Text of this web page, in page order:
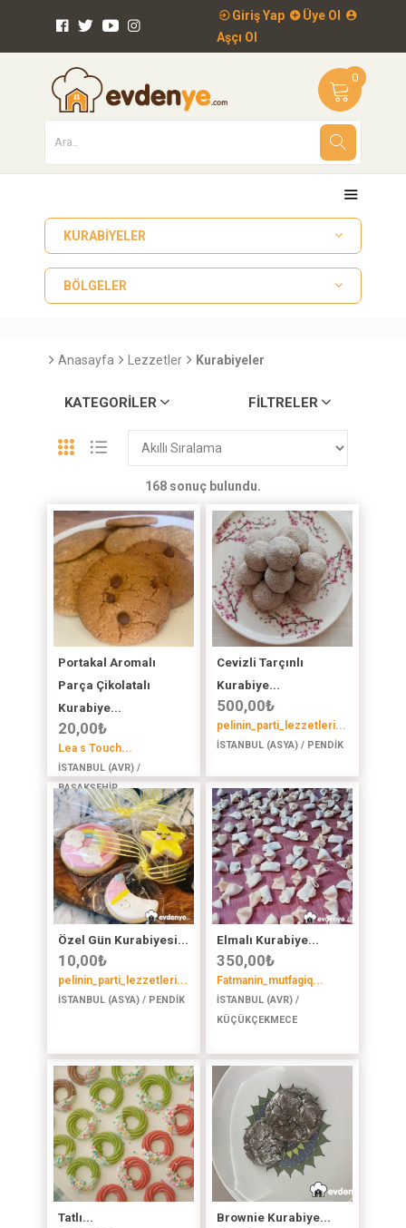
Giriş Yap
Üye Ol
Aşçı Ol
0
KURABIYELER
BÖLGELER
Anasayfa Lezzetler Kurabiyeler
KATEGORILER FILTRELER
168 sonuç bulundu.
Portakal Aromalı
Parça Çikolatalı
Kurabiye...
20,00₺
Lea s Touch...
İSTANBUL (AVR) /
BAŞAKŞEHİR
Cevizli Tarçınlı
Kurabiye...
500,00₺
pelinin_parti_lezzetleri...
İSTANBUL (ASYA) / PENDİK
Özel Gün Kurabiyesi...
10,00₺
pelinin_parti_lezzetleri...
İSTANBUL (ASYA) / PENDİK
Elmalı Kurabiye...
350,00₺
Fatmanin_mutfagiq...
İSTANBUL (AVR) /
KÜÇÜKÇEKMECE
Tatlı... Brownie Kurabiye...